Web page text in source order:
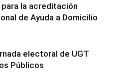
para la acreditación
de Ayuda a Domicilio
electoral de UGT
Públicos